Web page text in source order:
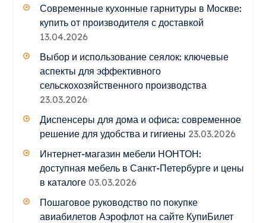
Современные кухонные гарнитуры в Москве:
купить от производителя с доставкой
13.04.2026
Выбор и использование сеялок: ключевые
аспекты для эффективного
сельскохозяйственного производства
23.03.2026
Диспенсеры для дома и офиса: современное
решение для удобства и гигиены 23.03.2026
Интернет-магазин мебели НОНТОН:
доступная мебель в Санкт-Петербурге и цены
в каталоге 03.03.2026
Пошаговое руководство по покупке
авиабилетов Аэрофлот на сайте КупиБилет